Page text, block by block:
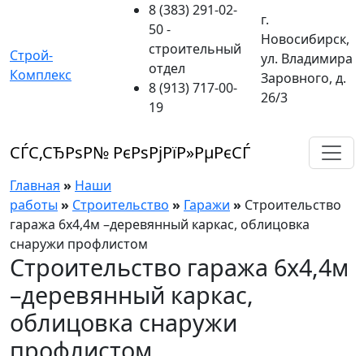
Строй-
Комплекс
8 (383) 291-02-
50-
строительный
отдел
8 (913) 717-00-
19
г.
Новосибирск,
ул. Владимира
Заровного, д.
26/3
СЃС‚СЂРѕР№ РєРѕРјРїР»РµРєСЃ
Главная » Наши
работы » Строительство » Гаражи » Строительство
гаража 6х4,4м –деревянный каркас, облицовка
снаружи профлистом
Строительство гаража 6х4,4м
–деревянный каркас,
облицовка снаружи